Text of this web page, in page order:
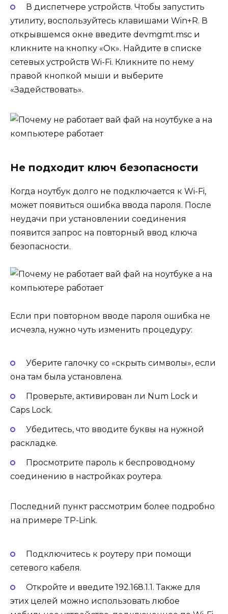
В диспетчере устройств. Чтобы запустить
утилиту, воспользуйтесь клавишами Win+R. В
открывшемся окне введите devmgmt.msc и
кликните на кнопку «Ок». Найдите в списке
сетевых устройств Wi-Fi. Кликните по нему
правой кнопкой мыши и выберите
«Задействовать».
Не подходит ключ безопасности
Когда ноутбук долго не подключается к Wi-Fi,
может появиться ошибка ввода пароля. После
неудачи при установлении соединения
появится запрос на повторный ввод ключа
безопасности.
Если при повторном вводе пароля ошибка не
исчезла, нужно чуть изменить процедуру:
Уберите галочку со «скрыть символы», если
она там была установлена.
Проверьте, активирован ли Num Lock и
Caps Lock.
Убедитесь, что вводите буквы на нужной
раскладке.
Просмотрите пароль к беспроводному
соединению в настройках роутера.
Последний пункт рассмотрим более подробно
на примере TP-Link.
Подключитесь к роутеру при помощи
сетевого кабеля.
Откройте и введите 192.168.1.1. Также для
этих целей можно использовать любое